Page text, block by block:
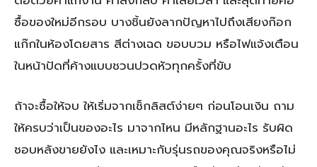
ซื้อของใหม่อีกรอบ บางชิ้นยังลากปัญหาไปถึงเสียงก๊อก
แก๊กในห้องโดยสาร สีต่างเฉด ขอบบวม หรือไฟแจ้งเตือน
ในหน้าปัดที่ค้างแบบชวนปวดหัวทุกครั้งที่ขับ
ถ้าจะซื้อให้จบ ให้เริ่มจากเช็กลิสต์ง่ายๆ ก่อนโอนเงิน ถาม
ให้ครบว่าเป็นของอะไร มาจากไหน มีหลักฐานอะไร รับผิด
ชอบหลังขายยังไง และเหมาะกับรุ่นรถของคุณจริงหรือไม่